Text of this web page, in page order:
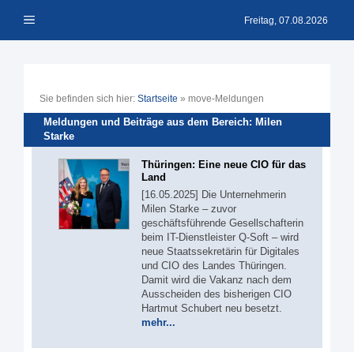
Inhalt Menü Freitag, 07.08.2026
Sie befinden sich hier: Startseite » move-Meldungen
Meldungen und Beiträge aus dem Bereich: Milen
Starke
Thüringen: Eine neue CIO für das
Land
[16.05.2025] Die Unternehmerin
Milen Starke – zuvor
geschäftsführende Gesellschafterin
beim IT-Dienstleister Q-Soft – wird
neue Staatssekretärin für Digitales
und CIO des Landes Thüringen.
Damit wird die Vakanz nach dem
Ausscheiden des bisherigen CIO
Hartmut Schubert neu besetzt.
mehr...